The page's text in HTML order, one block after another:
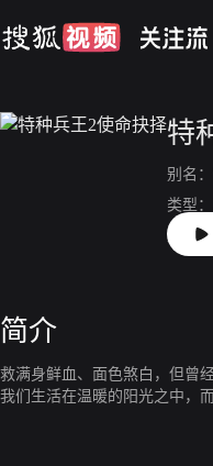
特
别名：
类型：
上映：
简介
救满身鲜血、面色煞白，但曾
我们生活在温暖的阳光之中，